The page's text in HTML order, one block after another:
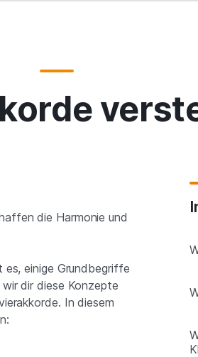
die Harmonie und
einige Grundbegriffe
dir diese Konzepte
In diesem